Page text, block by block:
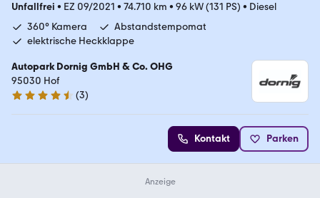
Unfallfrei • EZ 09/2021 • 74.710 km • 96 kW (131 PS) • Diesel
360° Kamera
Abstandstempomat
elektrische Heckklappe
Autopark Dornig GmbH & Co. OHG
95030 Hof
4.7 Sterne
(3)
Kontakt Parken